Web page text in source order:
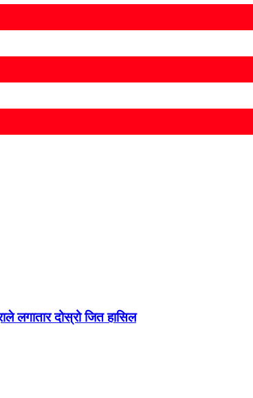
लगातार दोस्रो जित हासिल